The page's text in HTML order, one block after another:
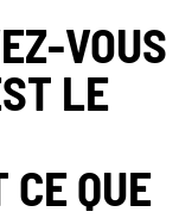
VOUS
LE
CE QUE